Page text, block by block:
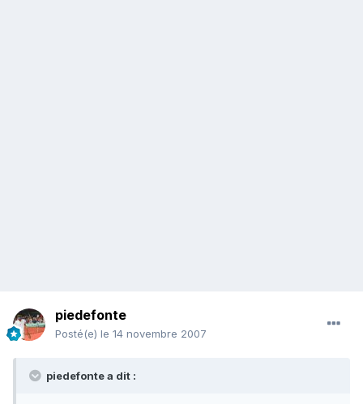
piedefonte
Posté(e) le 14 novembre 2007
piedefonte a dit :